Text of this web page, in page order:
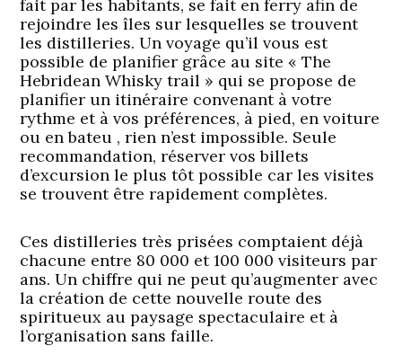
fait par les habitants, se fait en ferry afin de
rejoindre les îles sur lesquelles se trouvent
les distilleries. Un voyage qu’il vous est
possible de planifier grâce au site « The
Hebridean Whisky trail » qui se propose de
planifier un itinéraire convenant à votre
rythme et à vos préférences, à pied, en voiture
ou en bateu , rien n’est impossible. Seule
recommandation, réserver vos billets
d’excursion le plus tôt possible car les visites
se trouvent être rapidement complètes.
Ces distilleries très prisées comptaient déjà
chacune entre 80 000 et 100 000 visiteurs par
ans. Un chiffre qui ne peut qu’augmenter avec
la création de cette nouvelle route des
spiritueux au paysage spectaculaire et à
l’organisation sans faille.